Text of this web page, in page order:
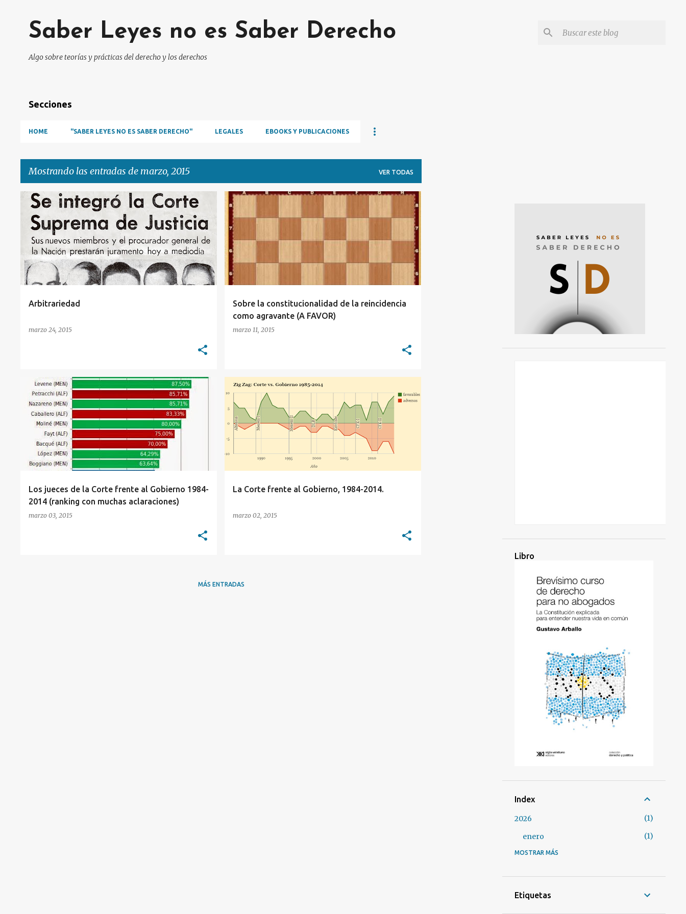
Saber Leyes no es Saber Derecho
Algo sobre teorías y prácticas del derecho y los derechos
Secciones
HOME "SABER LEYES NO ES SABER DERECHO" LEGALES EBOOKS Y PUBLICACIONES
Mostrando las entradas de marzo, 2015 VER TODAS
a
d
Arbitrariedad
marzo 24, 2015
ARBITRARIEDAD
Sobre la constitucionalidad de la reincidencia
como agravante (A FAVOR)
marzo 11, 2015
Los jueces de la Corte frente al Gobierno 1984-
2014 (ranking con muchas aclaraciones)
marzo 03, 2015
BELLUSCIO ESTADÍSTICAS FAYT
HIGHTON LORENZETTI MAQUEDA
ZAFFARONI
La Corte frente al Gobierno, 1984-2014.
marzo 02, 2015
CORTE SUPREMA ESTADÍSTICAS
MÁS ENTRADAS
Libro
Index
2026
1
enero
1
2025
enero
MOSTRAR MÁS
Etiquetas